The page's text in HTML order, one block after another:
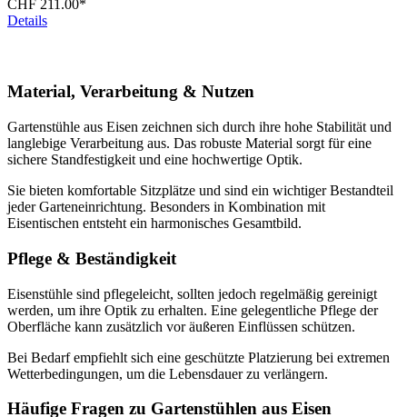
CHF 211.00*
Details
Material, Verarbeitung & Nutzen
Gartenstühle aus Eisen zeichnen sich durch ihre hohe Stabilität und
langlebige Verarbeitung aus. Das robuste Material sorgt für eine
sichere Standfestigkeit und eine hochwertige Optik.
Sie bieten komfortable Sitzplätze und sind ein wichtiger Bestandteil
jeder Garteneinrichtung. Besonders in Kombination mit
Eisentischen entsteht ein harmonisches Gesamtbild.
Pflege & Beständigkeit
Eisenstühle sind pflegeleicht, sollten jedoch regelmäßig gereinigt
werden, um ihre Optik zu erhalten. Eine gelegentliche Pflege der
Oberfläche kann zusätzlich vor äußeren Einflüssen schützen.
Bei Bedarf empfiehlt sich eine geschützte Platzierung bei extremen
Wetterbedingungen, um die Lebensdauer zu verlängern.
Häufige Fragen zu Gartenstühlen aus Eisen